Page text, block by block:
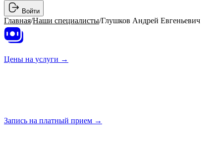
Войти
Главная/Наши специалисты/Глушков Андрей Евгеньевич
Цены на услуги →
Запись на платный прием →